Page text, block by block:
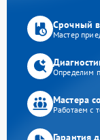
Срочный
Мастер
Определим
Мастера
Работаем с
Гарантия